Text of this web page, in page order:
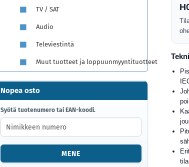
TV / SAT
Audio
Televiestintä
Muut tuotteet ja loppuunmyyntituotteet
Nopea osto
SYÖTÄ
TUOTENUMERO
TAI
EAN-
KOODI.
Syötä tuotenumero tai EAN-koodi.
MENE